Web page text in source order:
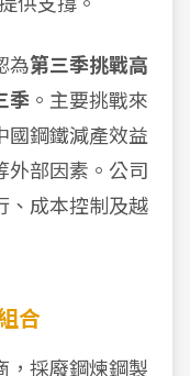
為第三季挑戰高
季 。主要挑戰來
國鋼鐵減產效益
外部因素。公司
、成本控制及越
合
，採廢鋼煉鋼製